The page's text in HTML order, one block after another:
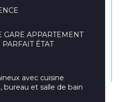
GARE APPARTEMENT
ÉTAT
avec cuisine
bureau et salle de bain